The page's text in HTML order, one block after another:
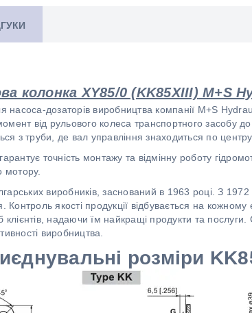
колонка XY85/0 (KK85XIII) M+S
дозаторів виробництва компанії M+S
від рульового колеса транспортного засобу
з труби, де вал управління знаходиться по центру.
точність монтажу та відмінну роботу
мотору.
виробників, заснований в 1963 році. З 1972
Контроль якості продукції відбувається на
надаючи їм найкращі продукти та послуги.
виробництва.
розміри